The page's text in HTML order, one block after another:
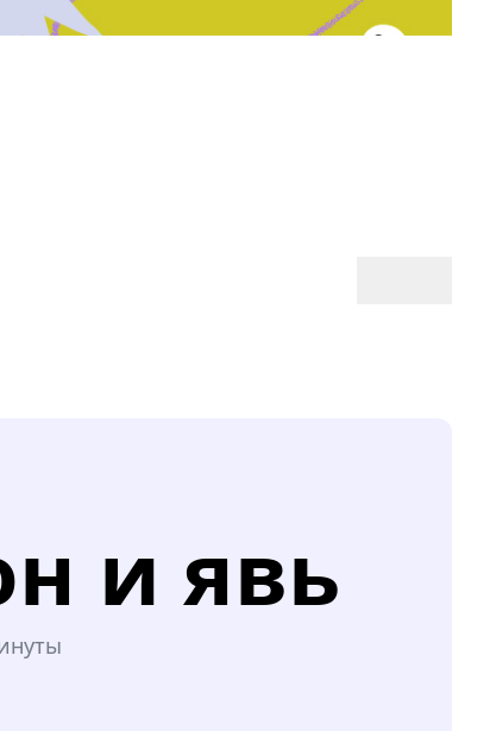
и явь